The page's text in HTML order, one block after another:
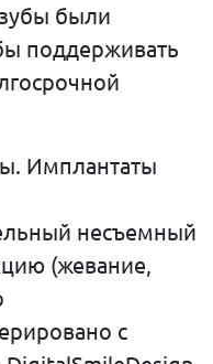
были
поддерживать
Имплантаты
несъемный
(жевание,
с